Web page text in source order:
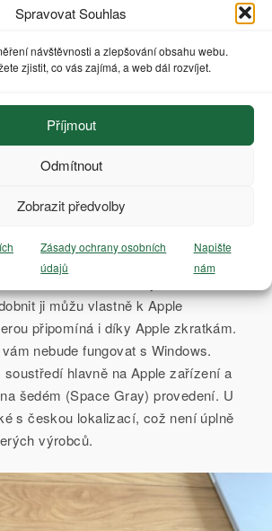
Spravovat Souhlas
návštěvnosti a zlepšování obsahu webu.
zjistit, co vás zajímá, a web dál rozvíjet.
Příjmout
Odmítnout
Zobrazit předvolby
Zásady ochrany osobních
údajů
Napište
nám
až 125 hodin. S maximální
a Bluetooth 5.0
jediné, co klávesnice zvládá až
Velmi tiché a příjemné je i psaní. Ne,
o klávesnici do kanceláře, což
na Bluetooth ve verzi 5.0 a jak už
ji můžu vlastně k Apple
připomíná i díky Apple zkratkám.
nebude fungovat s Windows.
hlavně na Apple zařízení a
šedém (Space Gray) provedení. U
s českou lokalizací, což není úplně
výrobců.